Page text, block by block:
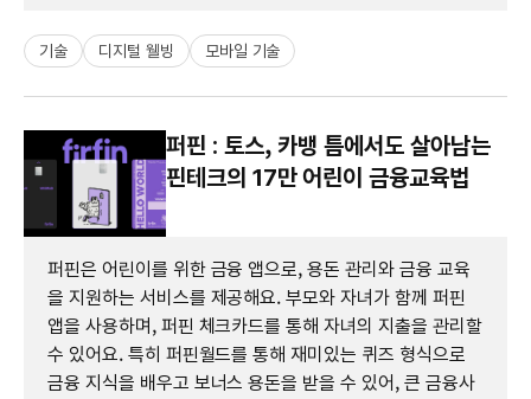
기술 디지털 웰빙 모바일 기술
퍼핀 : 토스, 카뱅 틈에서도 살아남는
핀테크의 17만 어린이 금융교육법
퍼핀은 어린이를 위한 금융 앱으로, 용돈 관리와 금융 교육
을 지원하는 서비스를 제공해요. 부모와 자녀가 함께 퍼핀
앱을 사용하며, 퍼핀 체크카드를 통해 자녀의 지출을 관리할
수 있어요. 특히 퍼핀월드를 통해 재미있는 퀴즈 형식으로
금융 지식을 배우고 보너스 용돈을 받을 수 있어, 큰 금융사